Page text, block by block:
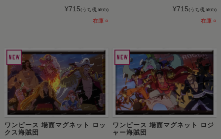
¥715(うち税 ¥65)
在庫 ○
¥715(うち税 ¥65)
在庫 ○
ワンピース 場面マグネット ロッ
クス海賊団
ワンピース 場面マグネット ロジ
ャー海賊団